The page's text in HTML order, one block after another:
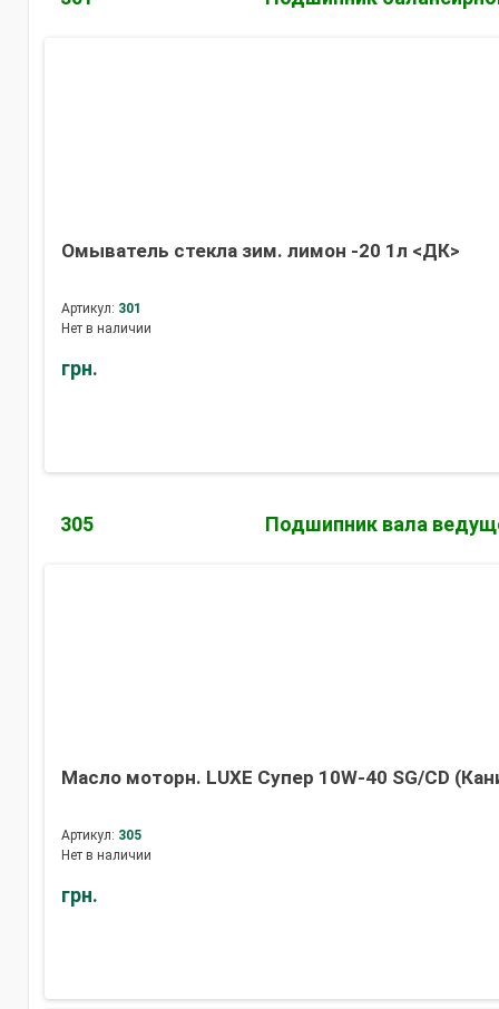
Омыватель стекла зим. лимон -20 1л <ДК>
Артикул: 301
Нет в наличии
грн.
305 Подшипник вала
Масло моторн. LUXE Супер 10W-40 SG/CD
Артикул: 305
Нет в наличии
грн.